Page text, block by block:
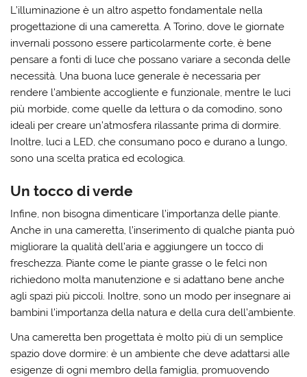
L’illuminazione è un altro aspetto fondamentale nella
progettazione di una cameretta. A Torino, dove le giornate
invernali possono essere particolarmente corte, è bene
pensare a fonti di luce che possano variare a seconda delle
necessità. Una buona luce generale è necessaria per
rendere l’ambiente accogliente e funzionale, mentre le luci
più morbide, come quelle da lettura o da comodino, sono
ideali per creare un’atmosfera rilassante prima di dormire.
Inoltre, luci a LED, che consumano poco e durano a lungo,
sono una scelta pratica ed ecologica.
Un tocco di verde
Infine, non bisogna dimenticare l’importanza delle piante.
Anche in una cameretta, l’inserimento di qualche pianta può
migliorare la qualità dell’aria e aggiungere un tocco di
freschezza. Piante come le piante grasse o le felci non
richiedono molta manutenzione e si adattano bene anche
agli spazi più piccoli. Inoltre, sono un modo per insegnare ai
bambini l’importanza della natura e della cura dell’ambiente.
Una cameretta ben progettata è molto più di un semplice
spazio dove dormire: è un ambiente che deve adattarsi alle
esigenze di ogni membro della famiglia, promuovendo